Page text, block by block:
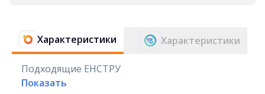
Характеристики Характеристики
Подходящие ЕНСТРУ
Показать